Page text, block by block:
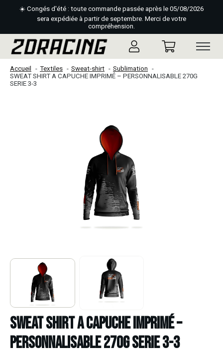
☀️ Congés d'été : toute commande passée après le 05/08/2026
sera expédiée à partir de septembre. Merci de votre
compréhension.
Accueil Textiles Sweat-shirt
Sublimation
SWEAT SHIRT A CAPUCHE IMPRIMÉ – PERSONNALISABLE 270G
SERIE 3-3
SWEAT SHIRT A CAPUCHE IMPRIMÉ –
PERSONNALISABLE 270G SERIE 3-3